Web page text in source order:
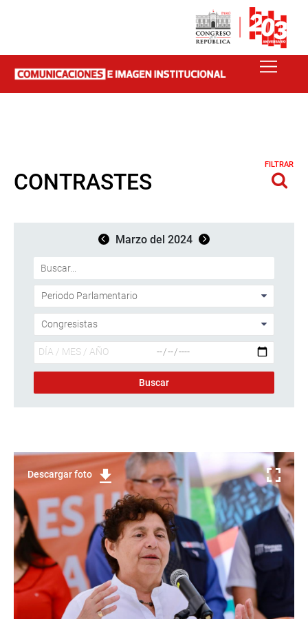
CONTRASTES
FILTRAR
Marzo del 2024
Descargar foto